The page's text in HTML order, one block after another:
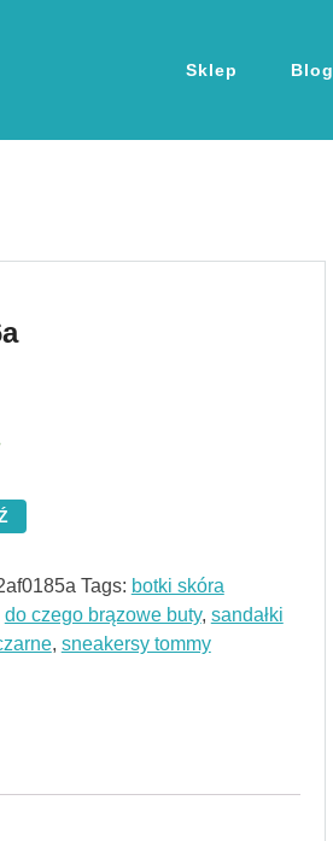
Sklep Blog
Tags: botki skóra
do czego brązowe buty, sandałki
, sneakersy tommy